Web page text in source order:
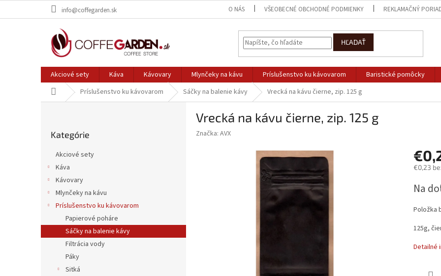
info@coffegarden.sk O NÁS VŠEOBECNÉ OBCHODNÉ PODMIENKY REKLAMAČNÝ
HĽADAŤ
Akciové sety Káva Kávovary Mlynčeky na kávu Príslušenstvo ku kávovarom Baristické pomôcky
DomovPríslušenstvo ku kávovarom Sáčky na balenie kávy Vrecká na kávu čierne, zip. 125 g
kategórie
Kategórie
Akciové sety
Káva
Kávovary
Mlynčeky na kávu
Príslušenstvo ku kávovarom
Papierové poháre
Sáčky na balenie kávy
Filtrácia vody
Páky
Sitká
Vrecká na kávu čierne, zip. 125 g
Značka: AVX
€0,23
cena:
Na
Položka
125g,
Detailné